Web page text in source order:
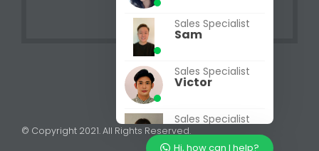
© Copyright 2021. All Rights Reserved.
Sales Specialist
Sam
Sales Specialist
Victor
Sales Specialist
Jasmine
Hi, how can I help?